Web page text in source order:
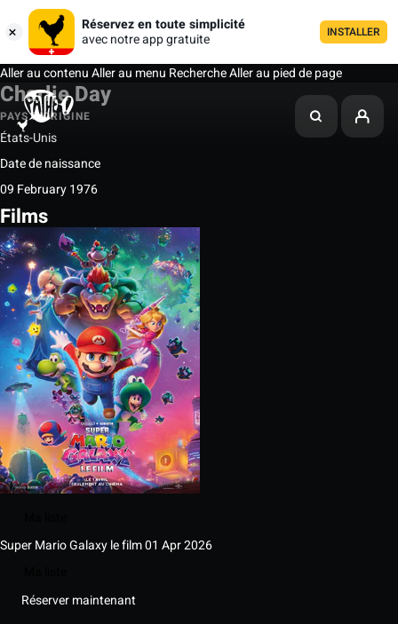
Réservez en toute simplicité
avec notre app gratuite
INSTALLER
Aller au contenuAller au menu RechercheAller au pied de page
Charlie Day
PAYS D'ORIGINE
États-Unis
Date de naissance
09 February 1976
Films
Super Mario Galaxy le film01 Apr 2026
Réserver maintenant